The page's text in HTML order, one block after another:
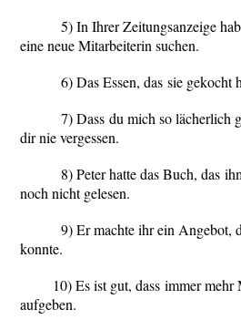
5) In Ihrer Zeitungsanzeige
eine neue Mitarbeiterin suchen.
6) Das Essen, das sie gekocht
7)Dass du mich so lächerlich
dir nie vergessen.
8) Peter hatte das Buch, das
noch nicht gelesen.
9) Er machte ihr ein Angebot,
konnte.
10) Es ist gut, dass immer mehr
aufgeben.